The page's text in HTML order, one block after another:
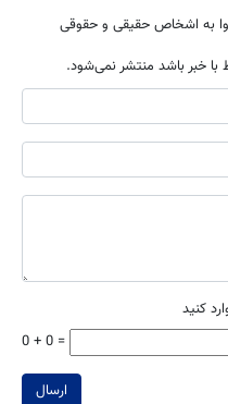
به اشخاص حقیقی و حقوقی
با خبر باشد منتشر نمی‌شود.
کنید
0 + 0 =
ارسال